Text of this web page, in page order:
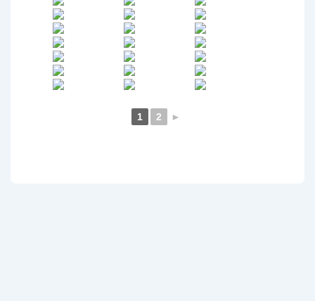
1 2 ►